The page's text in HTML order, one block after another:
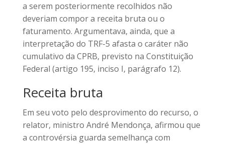
a serem posteriormente recolhidos não
deveriam compor a receita bruta ou o
faturamento. Argumentava, ainda, que a
interpretação do TRF-5 afasta o caráter não
cumulativo da CPRB, previsto na Constituição
Federal (artigo 195, inciso I, parágrafo 12).
Receita bruta
Em seu voto pelo desprovimento do recurso, o
relator, ministro André Mendonça, afirmou que
a controvérsia guarda semelhança com